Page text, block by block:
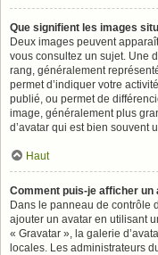
Que signifient les images
Deux images peuvent
vous consultez un sujet. Une
rang, généralement
permet d’indiquer votre
publié, ou permet de
image, généralement plus
d’avatar qui est bien souvent
Haut
Comment puis-je afficher un
Dans le panneau de contrôle
ajouter un avatar en utilisant
« Gravatar », la galerie
locales. Les administrateurs